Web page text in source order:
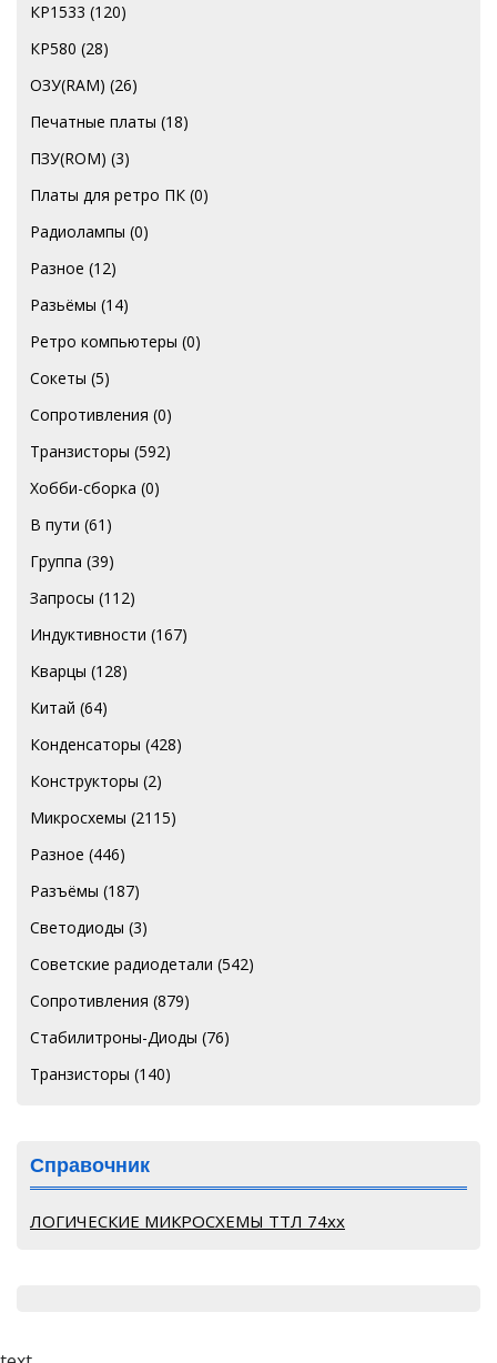
КР1533 (120)
КР580 (28)
ОЗУ(RAM) (26)
Печатные платы (18)
ПЗУ(ROM) (3)
Платы для ретро ПК (0)
Радиолампы (0)
Разное (12)
Разьёмы (14)
Ретро компьютеры (0)
Сокеты (5)
Сопротивления (0)
Транзисторы (592)
Хобби-сборка (0)
В пути (61)
Группа (39)
Запросы (112)
Индуктивности (167)
Кварцы (128)
Китай (64)
Конденсаторы (428)
Конструкторы (2)
Микросхемы (2115)
Разное (446)
Разъёмы (187)
Светодиоды (3)
Советские радиодетали (542)
Сопротивления (879)
Стабилитроны-Диоды (76)
Транзисторы (140)
Справочник
ЛОГИЧЕСКИЕ МИКРОСХЕМЫ ТТЛ 74хх